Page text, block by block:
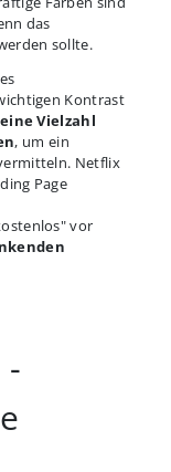
das
sollte.
Kontrast
eine Vielzahl
, um ein
Netflix
Page
vor